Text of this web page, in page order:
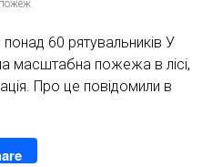
пожеж
60 рятувальників У
масштабна пожежа в лісі,
Про це повідомили в